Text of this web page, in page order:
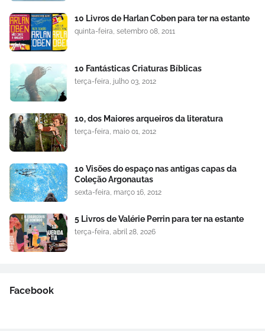
10 Livros de Harlan Coben para ter na estante
quinta-feira, setembro 08, 2011
10 Fantásticas Criaturas Bíblicas
terça-feira, julho 03, 2012
10, dos Maiores arqueiros da literatura
terça-feira, maio 01, 2012
10 Visões do espaço nas antigas capas da
Coleção Argonautas
sexta-feira, março 16, 2012
5 Livros de Valérie Perrin para ter na estante
terça-feira, abril 28, 2026
Facebook